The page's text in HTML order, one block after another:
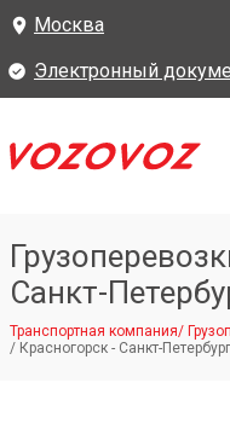
Москва
Электронный
Санкт-
Транспортная компания/
/ Красногорск - Санкт-Петербург